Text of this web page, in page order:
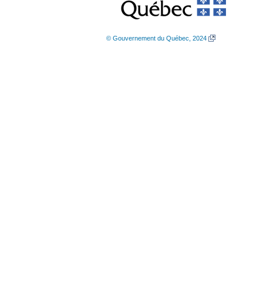
© Gouvernement du Québec, 2024